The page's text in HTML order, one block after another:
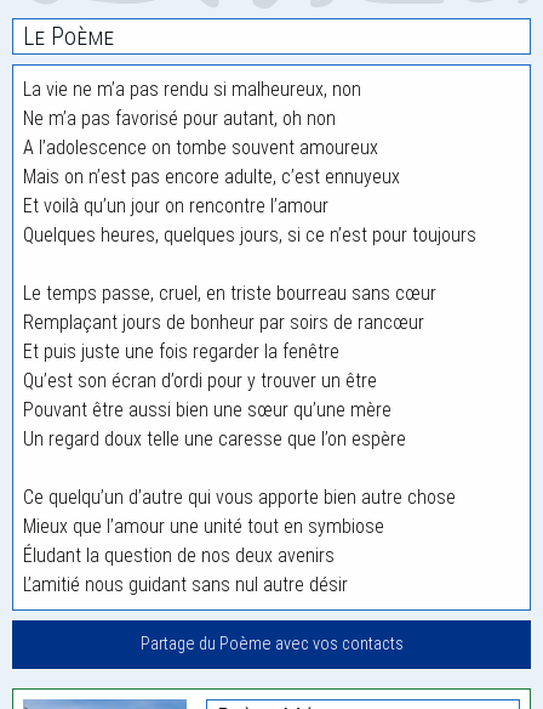
Le Poème
La vie ne m’a pas rendu si malheureux, non
Ne m’a pas favorisé pour autant, oh non
A l’adolescence on tombe souvent amoureux
Mais on n’est pas encore adulte, c’est ennuyeux
Et voilà qu’un jour on rencontre l’amour
Quelques heures, quelques jours, si ce n’est pour toujours
Le temps passe, cruel, en triste bourreau sans cœur
Remplaçant jours de bonheur par soirs de rancœur
Et puis juste une fois regarder la fenêtre
Qu’est son écran d’ordi pour y trouver un être
Pouvant être aussi bien une sœur qu’une mère
Un regard doux telle une caresse que l’on espère
Ce quelqu’un d’autre qui vous apporte bien autre chose
Mieux que l’amour une unité tout en symbiose
Éludant la question de nos deux avenirs
L’amitié nous guidant sans nul autre désir
Partage du Poème avec vos contacts